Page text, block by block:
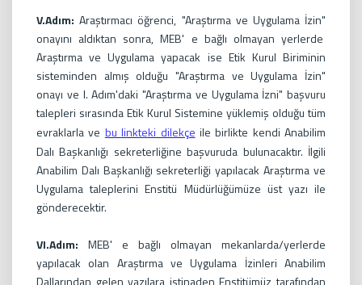
V.Adım: Araştırmacı öğrenci, "Araştırma ve Uygulama İzin"
onayını aldıktan sonra, MEB' e bağlı olmayan yerlerde
Araştırma ve Uygulama yapacak ise Etik Kurul Biriminin
sisteminden almış olduğu "Araştırma ve Uygulama İzin"
onayı ve I. Adım'daki "Araştırma ve Uygulama İzni" başvuru
talepleri sırasında Etik Kurul Sistemine yüklemiş olduğu tüm
evraklarla ve bu linkteki dilekçe ile birlikte kendi Anabilim
Dalı Başkanlığı sekreterliğine başvuruda bulunacaktır. İlgili
Anabilim Dalı Başkanlığı sekreterliği yapılacak Araştırma ve
Uygulama taleplerini Enstitü Müdürlüğümüze üst yazı ile
gönderecektir.
VI.Adım: MEB' e bağlı olmayan mekanlarda/yerlerde
yapılacak olan Araştırma ve Uygulama İzinleri Anabilim
Dallarından gelen yazılara istinaden Enstitümüz tarafından